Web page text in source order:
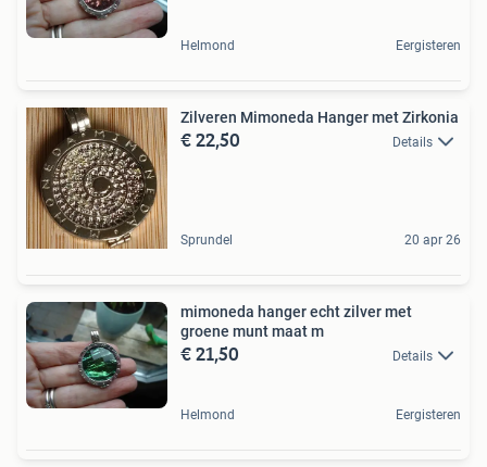
Helmond Eergisteren
Zilveren Mimoneda Hanger met Zirkonia
€ 22,50 Details
Sprundel 20 apr 26
mimoneda hanger echt zilver met
groene munt maat m
€ 21,50 Details
Helmond Eergisteren